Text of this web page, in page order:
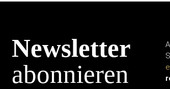
Newsletter
abonnieren